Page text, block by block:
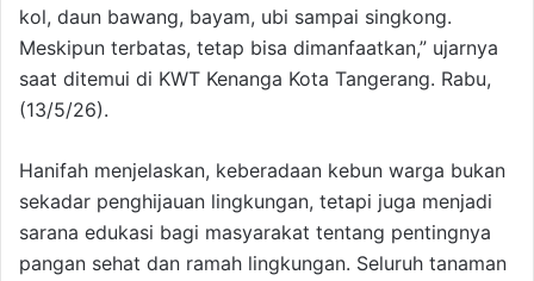
kol, daun bawang, bayam, ubi sampai singkong.
Meskipun terbatas, tetap bisa dimanfaatkan,” ujarnya
saat ditemui di KWT Kenanga Kota Tangerang. Rabu,
(13/5/26).
Hanifah menjelaskan, keberadaan kebun warga bukan
sekadar penghijauan lingkungan, tetapi juga menjadi
sarana edukasi bagi masyarakat tentang pentingnya
pangan sehat dan ramah lingkungan. Seluruh tanaman